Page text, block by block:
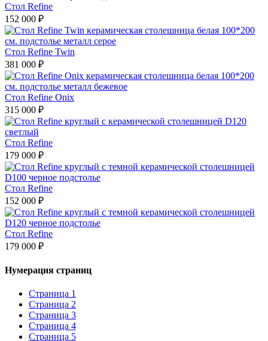
Стол Refine
152 000 ₽
Стол Refine Twin
381 000 ₽
Стол Refine Onix
315 000 ₽
Стол Refine
179 000 ₽
Стол Refine
152 000 ₽
Стол Refine
179 000 ₽
Нумерация страниц
Страница 1
Страница 2
Страница 3
Страница 4
Страница 5